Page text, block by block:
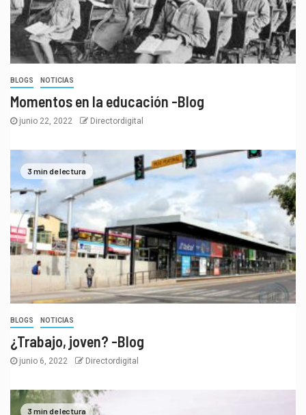
BLOGS NOTICIAS
Momentos en la educación -Blog
junio 22, 2022 Directordigital
3 min de lectura
BLOGS NOTICIAS
¿Trabajo, joven? -Blog
junio 6, 2022 Directordigital
3 min de lectura